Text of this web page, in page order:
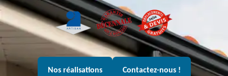
Nos réalisations Contactez-nous !